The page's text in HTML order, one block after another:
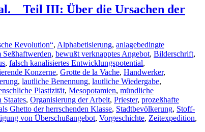
_ Teil III: Über die Ursachen der
Revolution“, Alphabetisierung, anlagebedingte
, bewußt verknapptes Angebot, Bilderschrift,
, falsch kanalisiertes Entwicklungspotential,
Konzerne, Grotte de la Vache, Handwerker,
, lautliche Benennung, lautliche Wiedergabe,
Plastizität, Mesopotamien, mündliche
, Organisierung der Arbeit, Priester, prozeßhafte
Ghetto der herrschenden Klasse, Stadtbevölkerung, Stoff-
von Überschußangebot, Vorgeschichte, Zeitexpedition,